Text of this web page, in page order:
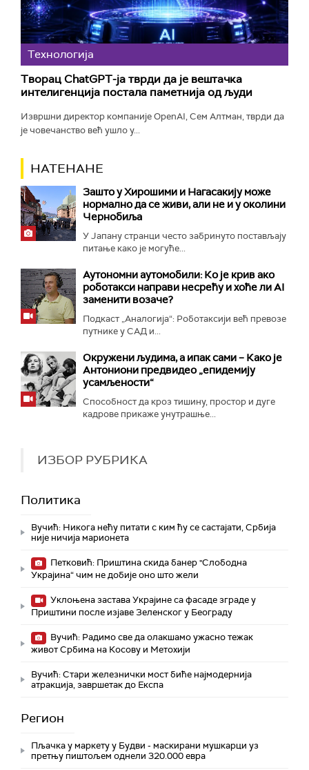
Технологијa
Творац ChatGPT-ја тврди да је вештачка
интелигенција постала паметнија од људи
Извршни директор компаније OpenAI, Сем Алтман, тврди да
је човечанство већ ушло у...
НАТЕНАНЕ
Зашто у Хирошими и Нагасакију може
нормално да се живи, али не и у околини
Чернобиља
У Јапану странци често забринуто постављају
питање како је могуће...
Аутономни аутомобили: Ко је крив ако
роботакси направи несрећу и хоће ли AI
заменити возаче?
Подкаст „Аналогија“: Роботаксији већ превозе
путнике у САД и...
Окружени људима, а ипак сами – Како је
Антониони предвидео „епидемију
усамљености“
Способност да кроз тишину, простор и дуге
кадрове прикаже унутрашње...
ИЗБОР РУБРИКА
Политика
Вучић: Никога нећу питати с ким ћу се састајати, Србија
није ничија марионета
Петковић: Приштина скида банер "Слободна
Украјина“ чим не добије оно што жели
Уклоњена застава Украјине са фасаде зграде у
Приштини после изјаве Зеленског у Београду
Вучић: Радимо све да олакшамо ужасно тежак
живот Србима на Косову и Метохији
Вучић: Стари железнички мост биће најмодернија
атракција, завршетак до Експа
Регион
Пљачка у маркету у Будви - маскирани мушкарци уз
претњу пиштољем однели 320.000 евра